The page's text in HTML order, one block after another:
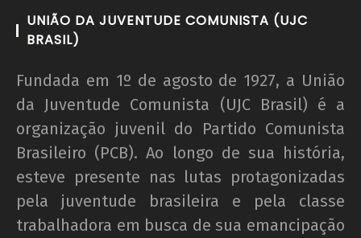
UNIÃO DA JUVENTUDE COMUNISTA (UJC
BRASIL)
Fundada em 1º de agosto de 1927, a União
da Juventude Comunista (UJC Brasil) é a
organização juvenil do Partido Comunista
Brasileiro (PCB). Ao longo de sua história,
esteve presente nas lutas protagonizadas
pela juventude brasileira e pela classe
trabalhadora em busca de sua emancipação